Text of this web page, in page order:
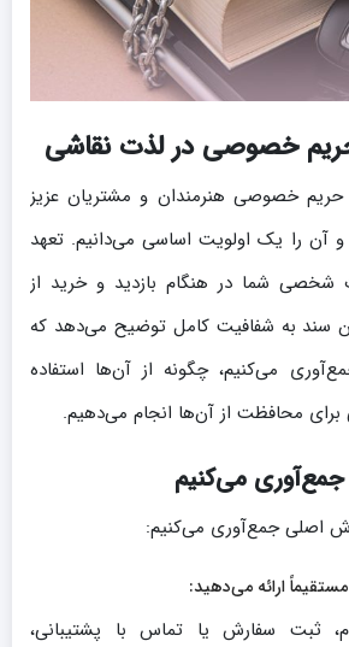
خصوصی در لذت نقاشی
حریم خصوصی هنرمندان و مشتریان عزیز
و آن را یک اولویت اساسی می‌دانیم. تعهد
شخصی شما در هنگام بازدید و خرید از
سند به شفافیت کامل توضیح می‌دهد که
می‌کنیم، چگونه از آن‌ها استفاده
برای محافظت از آن‌ها انجام می‌دهیم.
اصلی جمع‌آوری می‌کنیم:
ارائه می‌دهید:
ثبت سفارش یا تماس با پشتیبانی،